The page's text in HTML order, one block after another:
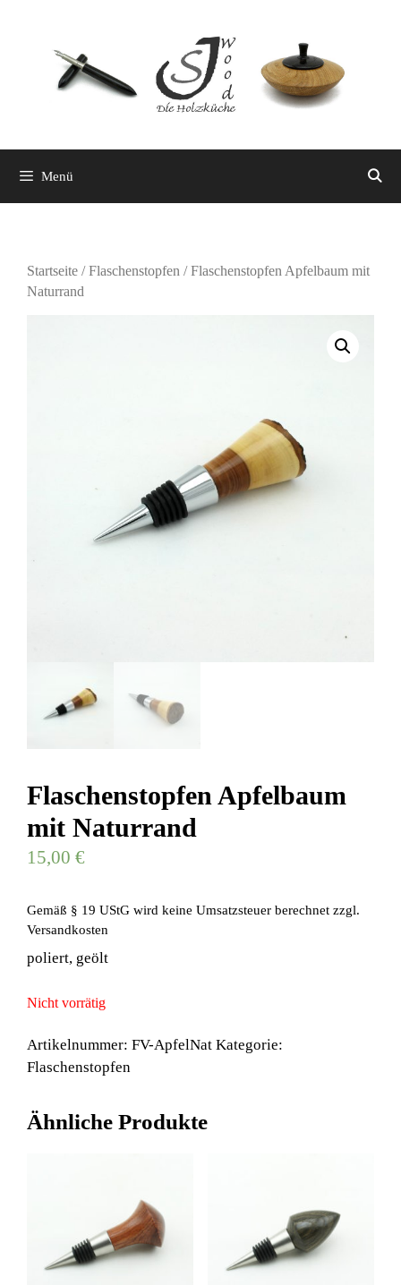
springen
Menü
Startseite /Flaschenstopfen / Flaschenstopfen Apfelbaum mit
Naturrand
Flaschenstopfen Apfelbaum
mit Naturrand
15,00 €
Gemäß § 19 UStG wird keine Umsatzsteuer berechnet zzgl.
Versandkosten
poliert, geölt
Nicht vorrätig
Artikelnummer: FV-ApfelNat Kategorie:
Flaschenstopfen
Ähnliche Produkte